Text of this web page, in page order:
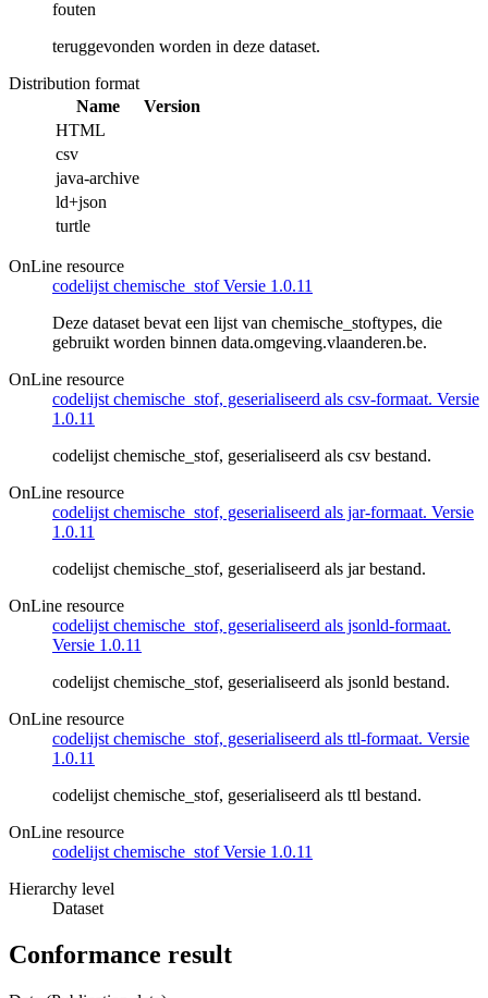
fouten
teruggevonden worden in deze dataset.
Distribution format
Name
Version
HTML
csv
java-archive
ld+json
turtle
OnLine resource
codelijst chemische_stof Versie 1.0.11
Deze dataset bevat een lijst van chemische_stoftypes, die
gebruikt worden binnen data.omgeving.vlaanderen.be.
OnLine resource
codelijst chemische_stof, geserialiseerd als csv-formaat. Versie
1.0.11
codelijst chemische_stof, geserialiseerd als csv bestand.
OnLine resource
codelijst chemische_stof, geserialiseerd als jar-formaat. Versie
1.0.11
codelijst chemische_stof, geserialiseerd als jar bestand.
OnLine resource
codelijst chemische_stof, geserialiseerd als jsonld-formaat.
Versie 1.0.11
codelijst chemische_stof, geserialiseerd als jsonld bestand.
OnLine resource
codelijst chemische_stof, geserialiseerd als ttl-formaat. Versie
1.0.11
codelijst chemische_stof, geserialiseerd als ttl bestand.
OnLine resource
codelijst chemische_stof Versie 1.0.11
Hierarchy level
Dataset
Conformance result